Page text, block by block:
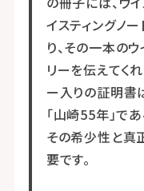
イスティングノ
り、その一本の
リーを伝えてく
ー入りの証明書
「山崎55年」で
その希少性と真
要です。